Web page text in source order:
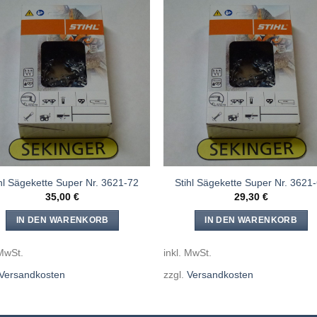
Sägen
hinzufügen
Sägekette Super Nr. 3621-72
35,00€
IN DEN WARENKORB
Stihl Sägekette Super Nr.
29,30 €
IN DEN WARENKORB
inkl. MwSt.
zzgl.Versandkosten